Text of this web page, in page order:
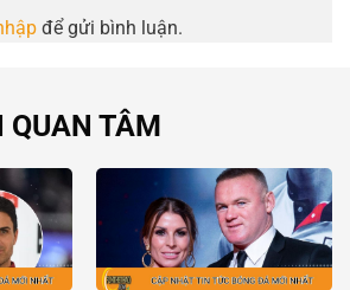
để gửi bình luận.
QUAN TÂM